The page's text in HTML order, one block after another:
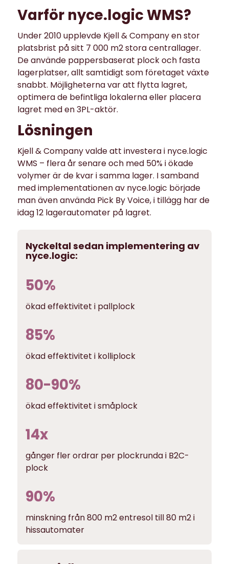
Varför nyce.logic WMS?
Under 2010 upplevde Kjell & Company en stor
platsbrist på sitt 7 000 m2 stora centrallager.
De använde pappersbaserat plock och fasta
lagerplatser, allt samtidigt som företaget växte
snabbt. Möjligheterna var att flytta lagret,
optimera de befintliga lokalerna eller placera
lagret med en 3PL-aktör.
Lösningen
Kjell & Company valde att investera i nyce.logic
WMS – flera år senare och med 50% i ökade
volymer är de kvar i samma lager. I samband
med implementationen av nyce.logic började
man även använda Pick By Voice, i tillägg har de
idag 12 lagerautomater på lagret.
Nyckeltal sedan implementering av
nyce.logic:
50%
ökad effektivitet i pallplock
85%
ökad effektivitet i kolliplock
80-90%
ökad effektivitet i småplock
14x
gånger fler ordrar per plockrunda i B2C-
plock
90%
minskning från 800 m2 entresol till 80 m2 i
hissautomater